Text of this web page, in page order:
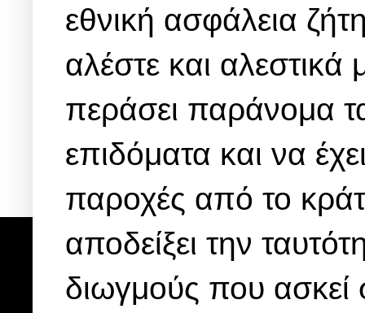
εθνική ασφάλεια
αλέστε και
περάσει παράνομα
επιδόματα και να
παροχές από το
αποδείξει την
διωγμούς που ασκεί